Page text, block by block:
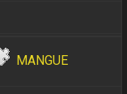
MANGUE